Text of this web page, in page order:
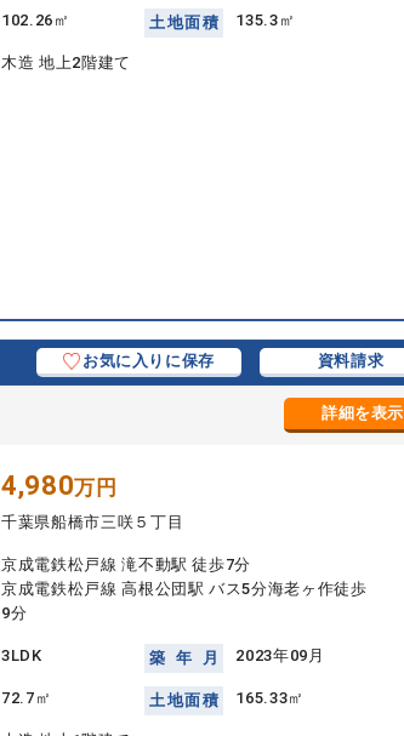
102.26㎡ 土地面積 135.3㎡
木造 地上2階建て
お気に入りに保存 資料請求
詳細を表示
4,980万円
千葉県船橋市三咲５丁目
京成電鉄松戸線 滝不動駅 徒歩7分
京成電鉄松戸線 高根公団駅 バス5分海老ヶ作徒歩
9分
3LDK 築 年 月 2023年09月
72.7㎡ 土地面積 165.33㎡